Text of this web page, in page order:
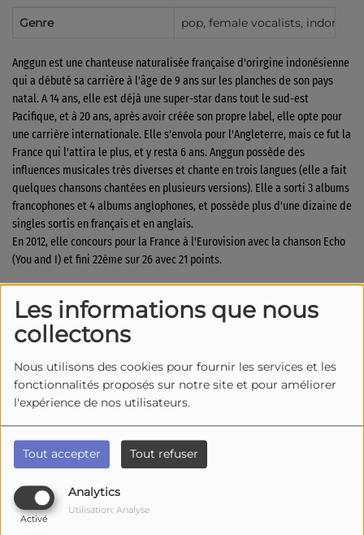
Les informations que nous
collectons
Nous utilisons des cookies pour fournir les services et les
fonctionnalités proposés sur notre site et pour améliorer
l'expérience de nos utilisateurs.
Tout accepter Tout refuser
Analytics
Activé
Utilisation: Analyse
Genre pop, female vocalists,
Anggun est une chanteuse naturalisée française d'orirgine indonésienne
qui a débuté sa carrière à l'âge de 9 ans sur les planches de son pays
natal. A 14 ans, elle est déjà une super-star dans tout le sud-est
Pacifique, et à 20 ans, après avoir créée son propre label, elle opte pour
une carrière internationale. Elle s'envola pour l'Angleterre, mais ce fut la
France qui l'attira le plus, et y resta 6 ans. Anggun possède des
influences musicales très diverses et chante en trois langues (elle a fait
quelques chansons chantées en plusieurs versions). Elle a sorti 3 albums
francophones et 4 albums anglophones, et possède plus d'une dizaine de
singles sortis en français et en anglais.
En 2012, elle concours pour la France à l'Eurovision avec la chanson Echo
(You and I) et fini 22ème sur 26 avec 21 points.
Source
Top Titres
1
2 Saviour